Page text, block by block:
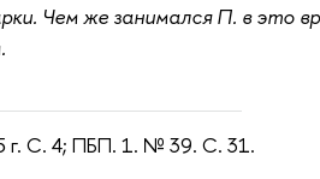
Чем же занимался П. в это
С. 4; ПБП. 1. № 39. С. 31.